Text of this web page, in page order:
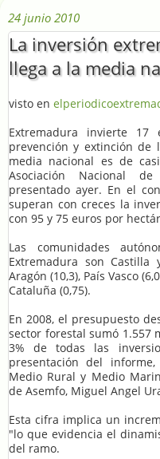
24 junio 2010
La inversión
llega a la media
visto en
Extremadura invierte
prevención y extinción de
media nacional es de
Asociación Nacional de
presentado ayer. En el
superan con creces la
con 95 y 75 euros por
Las comunidades
Extremadura son Castilla
Aragón (10,3), País Vasco
Cataluña (0,75).
En 2008, el presupuesto
sector forestal sumó 1.557
3% de todas las
presentación del
Medio Rural y Medio
de Asemfo, Miguel Angel
Esta cifra implica un
"lo que evidencia el
del ramo.